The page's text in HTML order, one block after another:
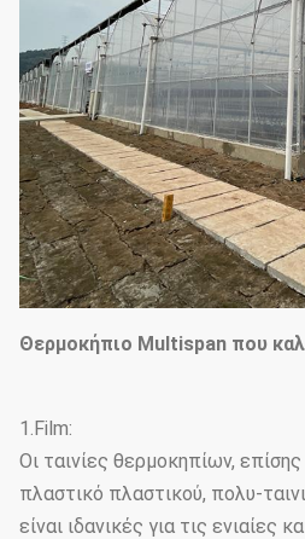
Θερμοκήπιο Multispan που
1.Film:
Οι ταινίες θερμοκηπίων,
πλαστικό πλαστικού, πολυ-
είναι ιδανικές για τις ενιαίες